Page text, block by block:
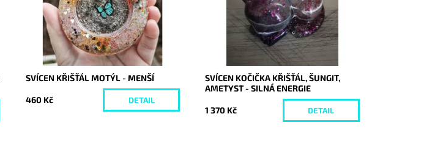
SVÍCEN KŘIŠŤÁL MOTÝL - MENŠÍ
460 Kč DETAIL
SVÍCEN KOČIČKA KŘIŠŤÁL, ŠUNGIT,
AMETYST - SILNÁ ENERGIE
1 370 Kč DETAIL